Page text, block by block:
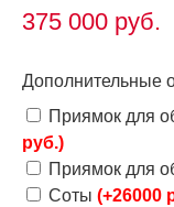
375 000 руб.
Дополнительные
Приямок для
руб.)
Приямок для
Соты (+26000